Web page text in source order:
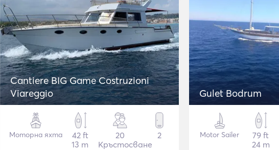
Cantiere BIG Game Costruzioni
Viareggio
Моторна яхта
42 ft
13 m
20
Кръстосване
2
Gulet Bodrum
Motor Sailer
79 ft
24 m